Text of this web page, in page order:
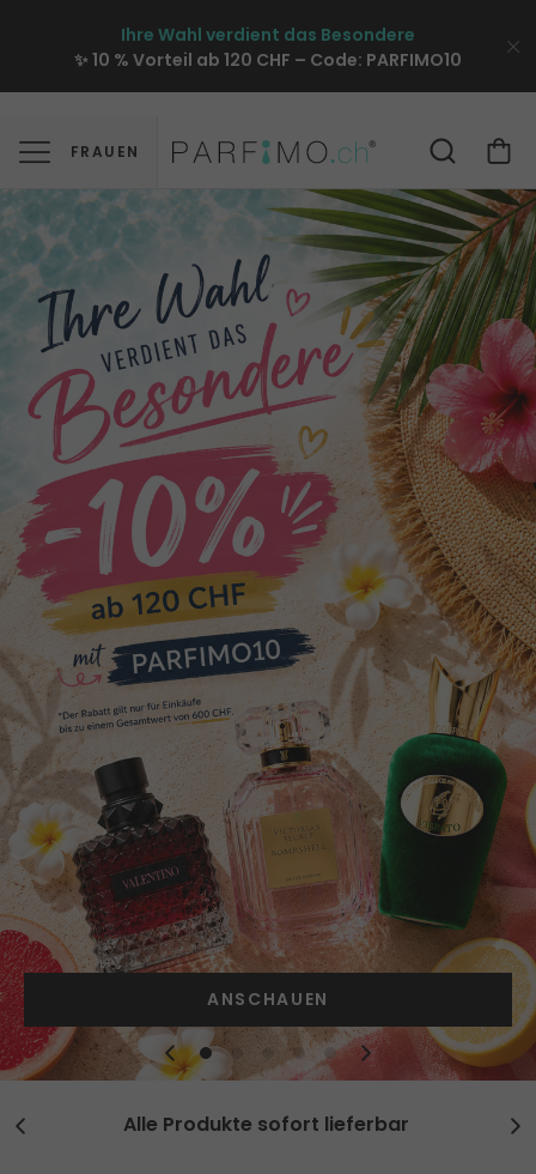
Ihre Wahl verdient das Besondere
✨ 10 % Vorteil ab 120 CHF – Code: PARFIMO10
FRAUEN
VALENTINO BORN IN ROMA
Die Stadt. Die Liebe. Der Duft.
Intensive Kompositionen, inspiriert von Roms zeitloser
Schönheit und unbändiger Leidenschaft.
JETZT SHOPPEN
Alle Produkte sofort lieferbar